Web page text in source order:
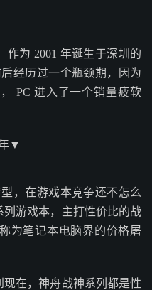
作为 2001 年诞生于深圳的
经历过一个瓶颈期，因为
PC 进入了一个销量疲软
▼
，在游戏本竞争还不怎么
游戏本，主打性价比的战
为笔记本电脑界的价格屠
在，神舟战神系列都是性